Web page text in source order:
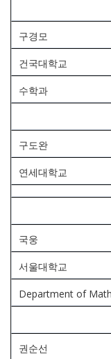
구경모
건국대학교
수학과
구도완
연세대학교
국웅
서울대학교
Department of
권순선